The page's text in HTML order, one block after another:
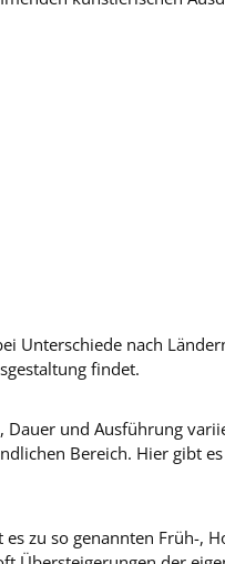
Unterschiede nach
findet.
Dauer und Ausführung
Bereich. Hier gibt
zu so genannten Früh-,